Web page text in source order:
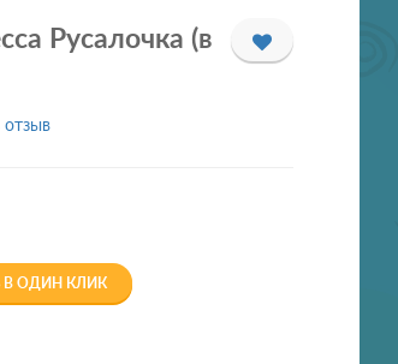
Русалочка (в
отзыв
В ОДИН КЛИК